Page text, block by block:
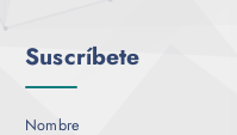
Suscríbete
Nombre